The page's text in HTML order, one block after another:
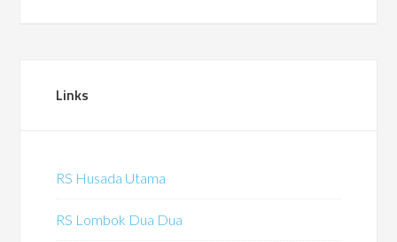
Links
RS Husada Utama
RS Lombok Dua Dua